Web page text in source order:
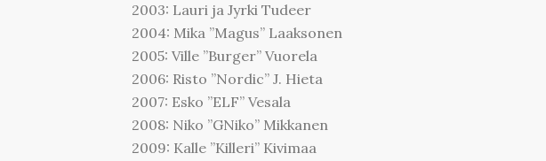
2003: Lauri ja Jyrki Tudeer
2004: Mika ”Magus” Laaksonen
2005: Ville ”Burger” Vuorela
2006: Risto ”Nordic” J. Hieta
2007: Esko ”ELF” Vesala
2008: Niko ”GNiko” Mikkanen
2009: Kalle ”Killeri” Kivimaa